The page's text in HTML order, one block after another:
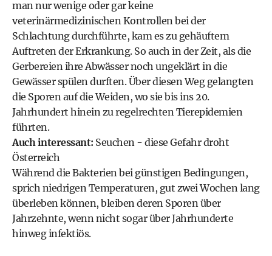
man nur wenige oder gar keine
veterinärmedizinischen Kontrollen bei der
Schlachtung durchführte, kam es zu gehäuftem
Auftreten der Erkrankung. So auch in der Zeit, als die
Gerbereien ihre Abwässer noch ungeklärt in die
Gewässer spülen durften. Über diesen Weg gelangten
die Sporen auf die Weiden, wo sie bis ins 20.
Jahrhundert hinein zu regelrechten Tierepidemien
führten.
Auch interessant: Seuchen - diese Gefahr droht
Österreich
Während die Bakterien bei günstigen Bedingungen,
sprich niedrigen Temperaturen, gut zwei Wochen lang
überleben können, bleiben deren Sporen über
Jahrzehnte, wenn nicht sogar über Jahrhunderte
hinweg infektiös.